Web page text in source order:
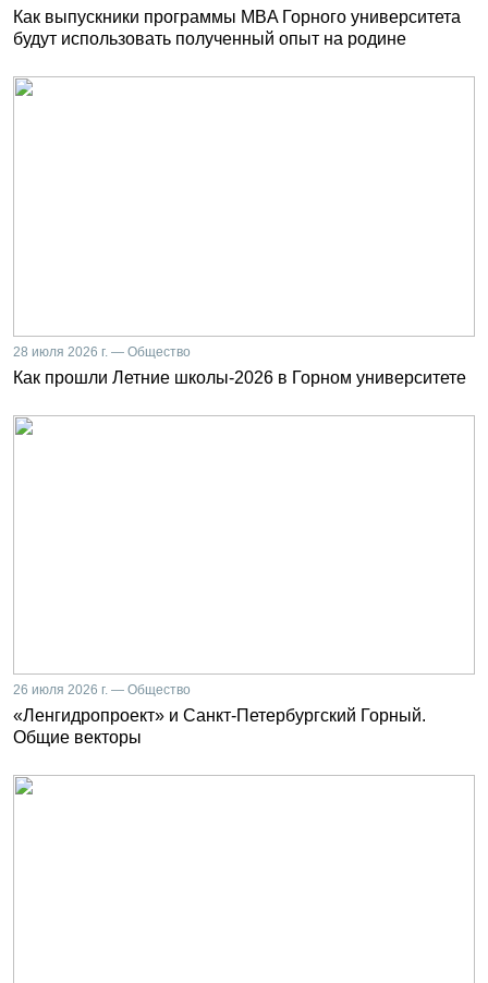
Как выпускники программы MBA Горного университета
будут использовать полученный опыт на родине
28 июля 2026 г. — Общество
Как прошли Летние школы-2026 в Горном университете
26 июля 2026 г. — Общество
«Ленгидропроект» и Санкт-Петербургский Горный.
Общие векторы